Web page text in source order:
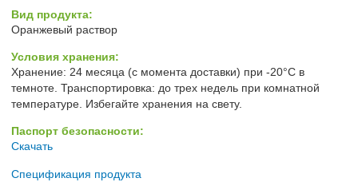
Вид продукта:
Оранжевый раствор
Условия хранения:
Хранение: 24 месяца (с момента доставки) при -20°C в
темноте. Транспортировка: до трех недель при комнатной
температуре. Избегайте хранения на свету.
Паспорт безопасности:
Скачать
Спецификация продукта